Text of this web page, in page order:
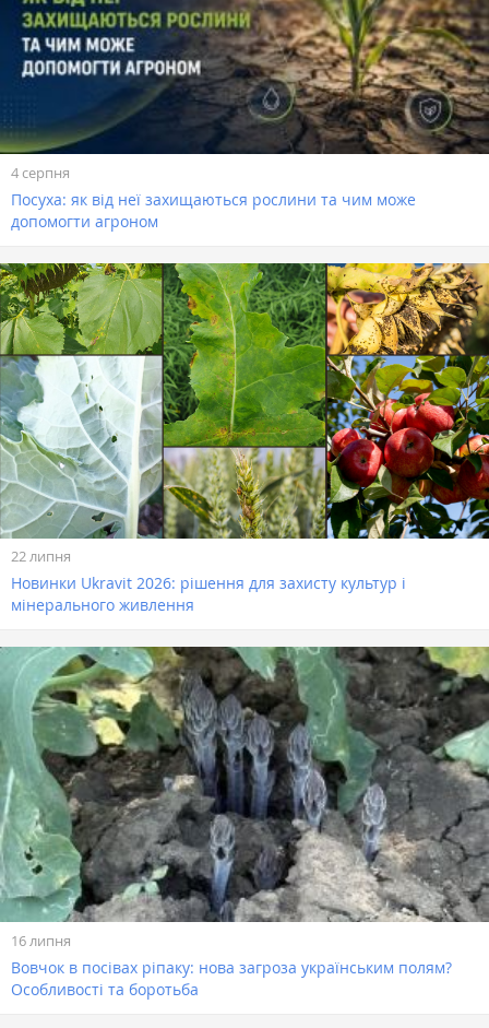
4 серпня
Посуха: як від неї захищаються рослини та чим може
допомогти агроном
22 липня
Новинки Ukravit 2026: рішення для захисту культур і
мінерального живлення
16 липня
Вовчок в посівах ріпаку: нова загроза українським полям?
Особливості та боротьба